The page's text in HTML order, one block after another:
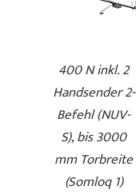
400 N inkl. 2
Handsender 2-
Befehl (NUV-
S), bis 3000
mm Torbreite
(Somloq 1)